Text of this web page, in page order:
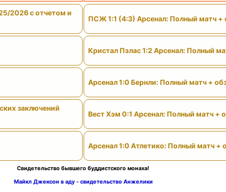
2026 с отчетом и
заключений
ПСЖ 1:1 (4:3) Арсенал: Полный матч +
Кристал Пэлас 1:2 Арсенал: Полный
Арсенал 1:0 Бернли: Полный матч +
Вест Хэм 0:1 Арсенал: Полный матч +
Арсенал 1:0 Атлетико: Полный матч +
Свидетельство бывшего буддистского монаха!
Майкл Джексон в аду - свидетельство Анжелики